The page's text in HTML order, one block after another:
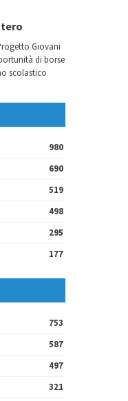
Giovani
di borse
scolastico
980
690
519
498
295
177
753
587
497
321